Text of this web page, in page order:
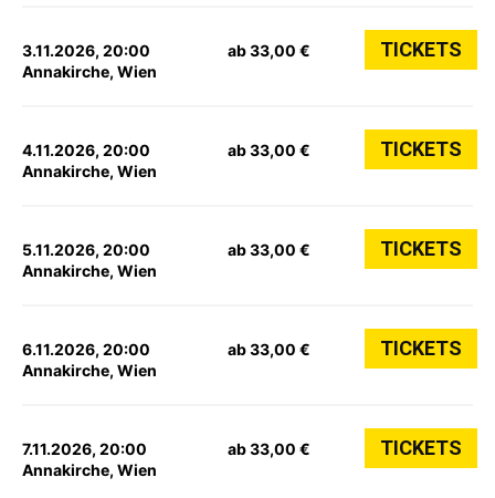
3.11.2026, 20:00
Annakirche, Wien
ab 33,00 € TICKETS
4.11.2026, 20:00
Annakirche, Wien
ab 33,00 € TICKETS
5.11.2026, 20:00
Annakirche, Wien
ab 33,00 € TICKETS
6.11.2026, 20:00
Annakirche, Wien
ab 33,00 € TICKETS
7.11.2026, 20:00
Annakirche, Wien
ab 33,00 € TICKETS